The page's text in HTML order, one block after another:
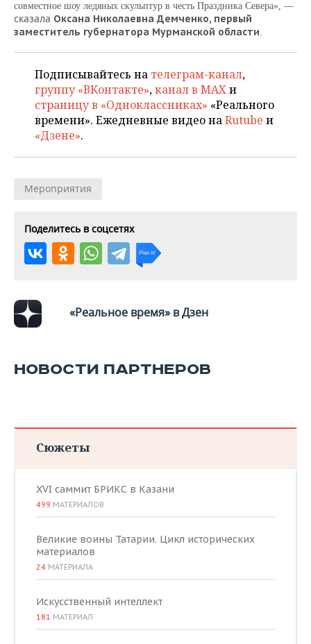
совместное шоу ледяных скульптур в честь Праздника Севера», —
сказала Оксана Николаевна Демченко, первый
заместитель губернатора Мурманской области.
Подписывайтесь на телеграм-канал,
группу «ВКонтакте»,канал в MAXи
страницу в «Одноклассниках» «Реального
времени». Ежедневные видео наRutube и
«Дзене».
Мероприятия
Поделитесь в соцсетях
«Реальное время» в Дзен
НОВОСТИ ПАРТНЕРОВ
Сюжеты
XVI саммит БРИКС в Казани
499 МАТЕРИАЛОВ
Великие воины Татарии. Цикл исторических
материалов
24 МАТЕРИАЛА
Искусственный интеллект
181 МАТЕРИАЛ